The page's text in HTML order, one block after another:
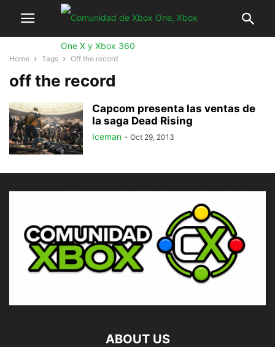
Home Tags Off the record
off the record
Capcom presenta las ventas de
la saga Dead Rising
Iceman - Oct 29, 2013
ABOUT US